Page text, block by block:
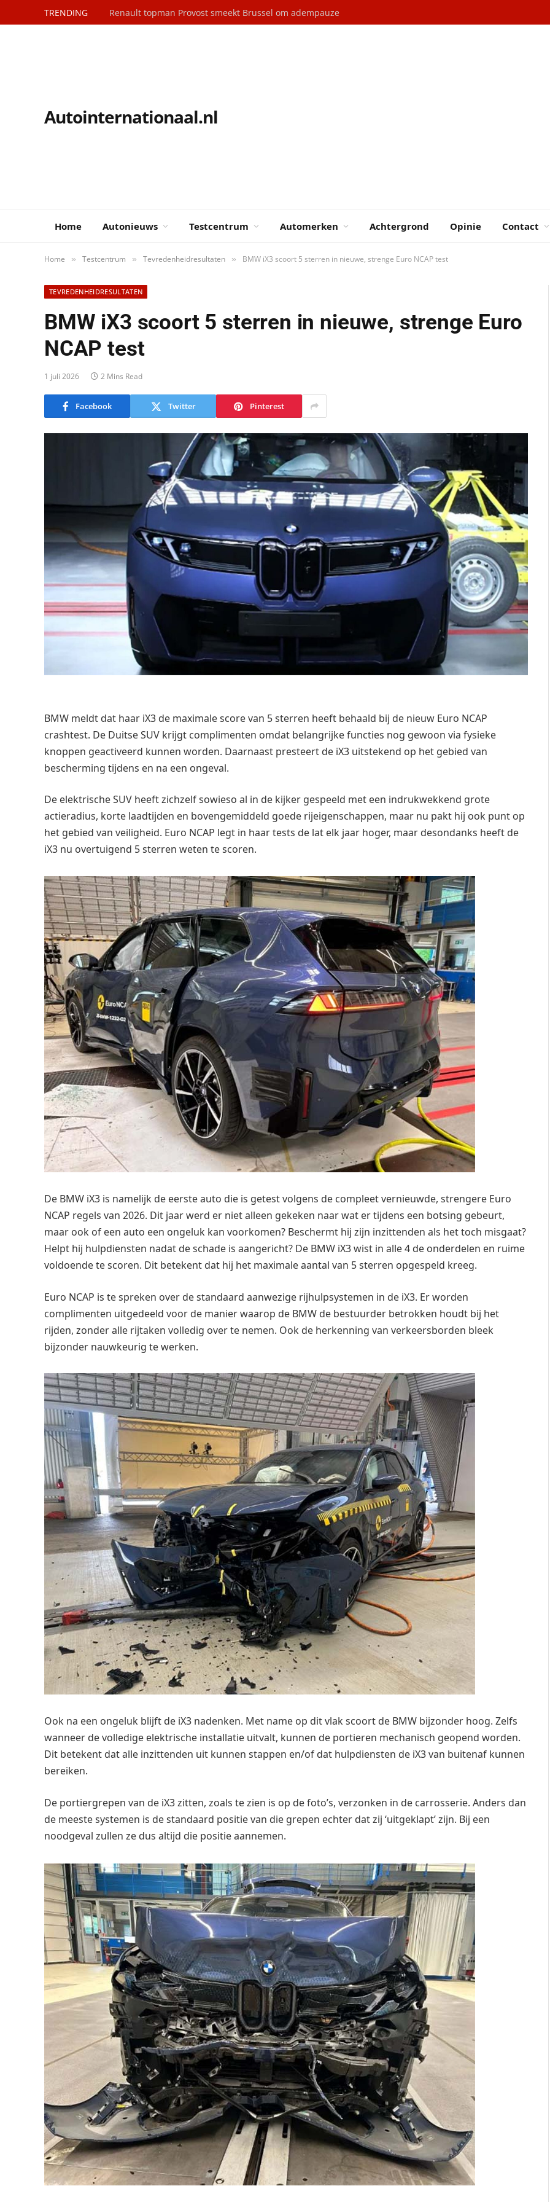
TRENDING Renault topman Provost smeekt Brussel om adempauze
Autointernationaal.nl
Home Autonieuws Testcentrum Automerken Achtergrond Opinie Contact
Home » Testcentrum » Tevredenheidresultaten » BMW iX3 scoort 5 sterren in nieuwe, strenge Euro NCAP test
TEVREDENHEIDRESULTATEN
BMW iX3 scoort 5 sterren in nieuwe, strenge Euro
NCAP test
1 juli 2026 2 Mins Read
Facebook Twitter Pinterest
BMW meldt dat haar iX3 de maximale score van 5 sterren heeft behaald bij de nieuw Euro NCAP
crashtest. De Duitse SUV krijgt complimenten omdat belangrijke functies nog gewoon via fysieke
knoppen geactiveerd kunnen worden. Daarnaast presteert de iX3 uitstekend op het gebied van
bescherming tijdens en na een ongeval.
De elektrische SUV heeft zichzelf sowieso al in de kijker gespeeld met een indrukwekkend grote
actieradius, korte laadtijden en bovengemiddeld goede rijeigenschappen, maar nu pakt hij ook punt op
het gebied van veiligheid. Euro NCAP legt in haar tests de lat elk jaar hoger, maar desondanks heeft de
iX3 nu overtuigend 5 sterren weten te scoren.
De BMW iX3 is namelijk de eerste auto die is getest volgens de compleet vernieuwde, strengere Euro
NCAP regels van 2026. Dit jaar werd er niet alleen gekeken naar wat er tijdens een botsing gebeurt,
maar ook of een auto een ongeluk kan voorkomen? Beschermt hij zijn inzittenden als het toch misgaat?
Helpt hij hulpdiensten nadat de schade is aangericht? De BMW iX3 wist in alle 4 de onderdelen en ruime
voldoende te scoren. Dit betekent dat hij het maximale aantal van 5 sterren opgespeld kreeg.
Euro NCAP is te spreken over de standaard aanwezige rijhulpsystemen in de iX3. Er worden
complimenten uitgedeeld voor de manier waarop de BMW de bestuurder betrokken houdt bij het
rijden, zonder alle rijtaken volledig over te nemen. Ook de herkenning van verkeersborden bleek
bijzonder nauwkeurig te werken.
Ook na een ongeluk blijft de iX3 nadenken. Met name op dit vlak scoort de BMW bijzonder hoog. Zelfs
wanneer de volledige elektrische installatie uitvalt, kunnen de portieren mechanisch geopend worden.
Dit betekent dat alle inzittenden uit kunnen stappen en/of dat hulpdiensten de iX3 van buitenaf kunnen
bereiken.
De portiergrepen van de iX3 zitten, zoals te zien is op de foto’s, verzonken in de carrosserie. Anders dan
de meeste systemen is de standaard positie van die grepen echter dat zij ‘uitgeklapt’ zijn. Bij een
noodgeval zullen ze dus altijd die positie aannemen.